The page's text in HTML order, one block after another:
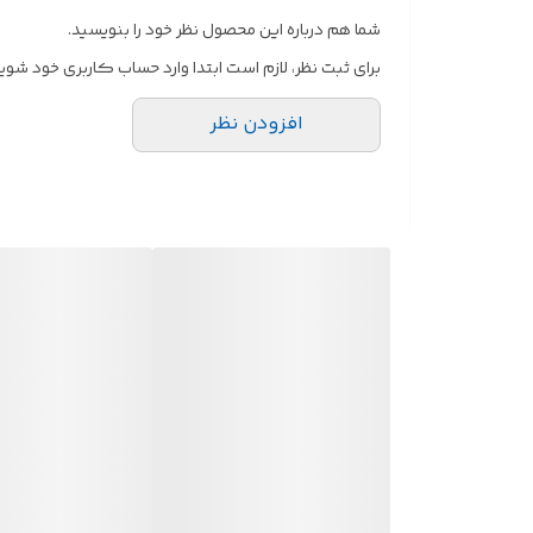
شما هم درباره این محصول نظر خود را بنویسید.
برای ثبت نظر، لازم است ابتدا وارد حساب کاربری خود
افزودن نظر